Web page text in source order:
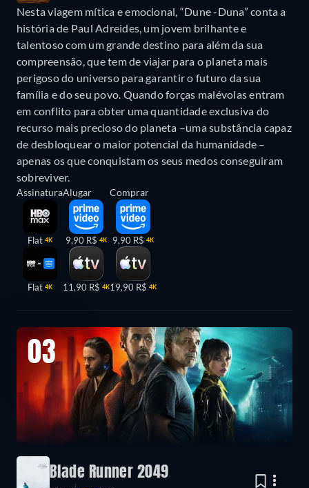
Nesta viagem mítica e emocional, “Dune -Duna” conta a
história de Paul Adreides, um jovem brilhante e
talentoso com um grande destino para além da sua
compreensão, que tem de viajar para o planeta mais
perigoso do universo para garantir o futuro da sua
família e do seu povo. Quando forças malévolas entram
em conflito para obter uma quantidade exclusiva do
recurso mais precioso do planeta –uma substância capaz
de desbloquear o maior potencial da humanidade –
apenas os que conquistam os seus medos conseguiram
sobreviver.
Assinatura
Flat 4K
Flat 4K
Alugar
9,90 R$ 4K
11,90 R$ 4K
Comprar
9,90 R$ 4K
19,90 R$ 4K
03
Blade Runner 2049